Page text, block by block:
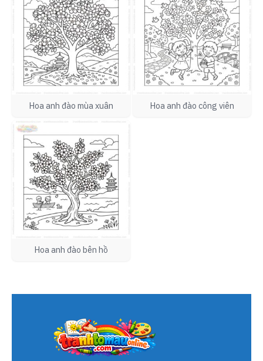
Hoa anh đào mùa xuân Hoa anh đào công viên
Hoa anh đào bên hồ